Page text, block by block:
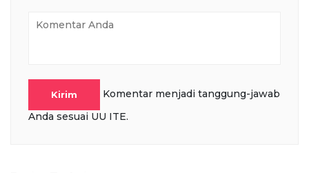
Kirim
Komentar menjadi tanggung-jawab
Anda sesuai UU ITE.